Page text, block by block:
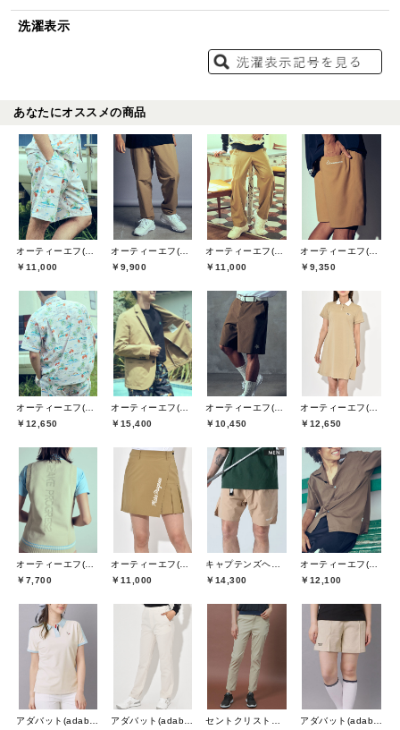
洗濯表示
あなたにオススメの商品
￥11,000
￥9,900
￥11,000
￥9,350
￥12,650
￥15,400
￥10,450
￥12,650
￥7,700
￥11,000
￥14,300
￥12,100